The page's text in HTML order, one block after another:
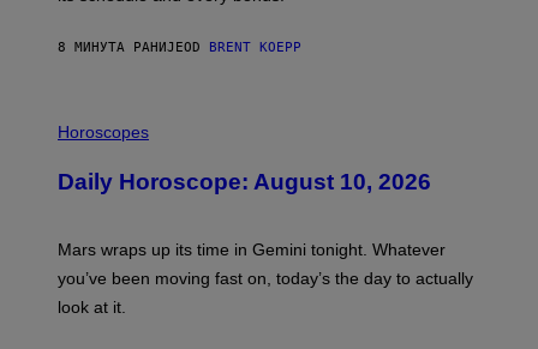
I
G
8 МИНУТА РАНИЈЕOD BRENT KOEPP
L
T
I
O
N
Horoscopes
Daily Horoscope: August 10, 2026
Mars wraps up its time in Gemini tonight. Whatever
you’ve been moving fast on, today’s the day to actually
look at it.